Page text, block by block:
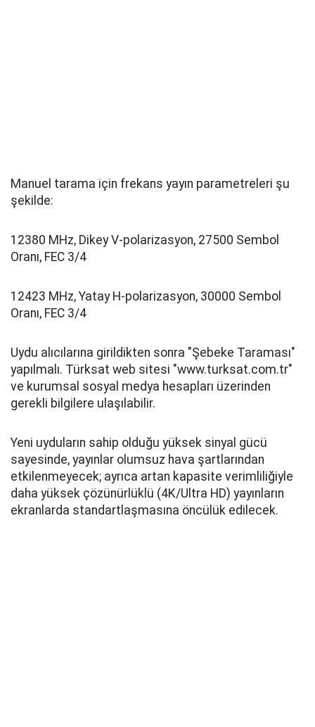
Manuel tarama için frekans yayın parametreleri şu
şekilde:
12380 MHz, Dikey V-polarizasyon, 27500 Sembol
Oranı, FEC 3/4
12423 MHz, Yatay H-polarizasyon, 30000 Sembol
Oranı, FEC 3/4
Uydu alıcılarına girildikten sonra "Şebeke Taraması"
yapılmalı. Türksat web sitesi "www.turksat.com.tr"
ve kurumsal sosyal medya hesapları üzerinden
gerekli bilgilere ulaşılabilir.
Yeni uyduların sahip olduğu yüksek sinyal gücü
sayesinde, yayınlar olumsuz hava şartlarından
etkilenmeyecek; ayrıca artan kapasite verimliliğiyle
daha yüksek çözünürlüklü (4K/Ultra HD) yayınların
ekranlarda standartlaşmasına öncülük edilecek.